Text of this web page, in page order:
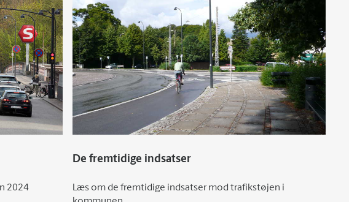
2024
De fremtidige indsatser
Læs om de fremtidige indsatser mod trafikstøjen i